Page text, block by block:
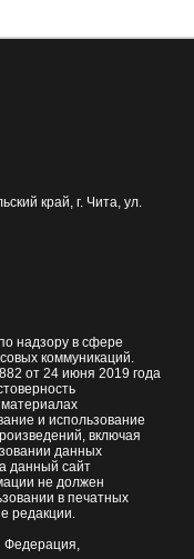
край, г. Чита, ул.
надзору в сфере
коммуникаций.
от 24 июня 2019 года
и использование
включая
данных
данный сайт
не должен
в печатных
редакции.
Федерация,